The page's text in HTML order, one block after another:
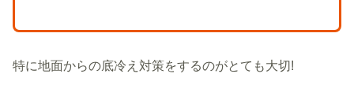
特に地面からの底冷え対策をするのがとても大切!